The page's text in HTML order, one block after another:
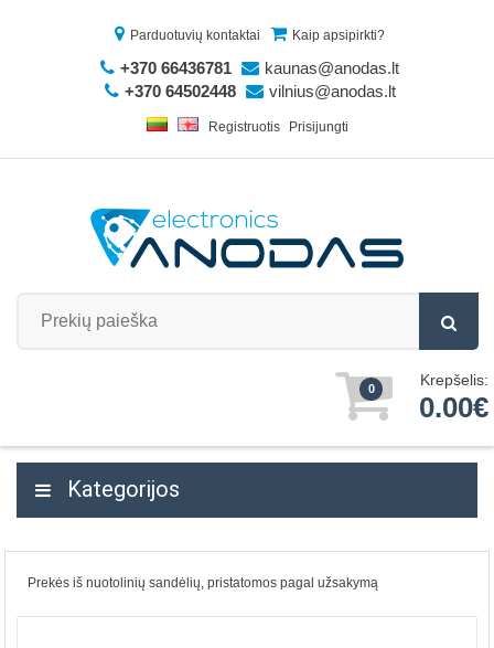
Parduotuvių kontaktai Kaip apsipirkti?
+370 66436781
kaunas@anodas.lt
+370 64502448
vilnius@anodas.lt
Registruotis Prisijungti
0 Krepšelis:
0.00€
Kategorijos
Prekės iš nuotolinių sandėlių, pristatomos pagal užsakymą